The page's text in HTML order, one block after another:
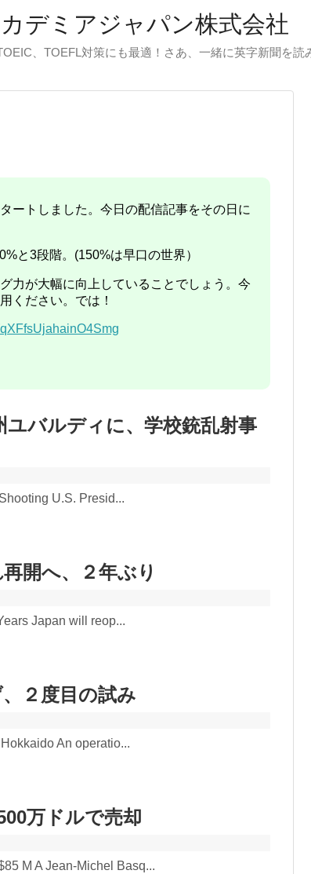
デミアジャパン株式会社
、TOEFL対策にも最適！さあ、一緒に英字新聞を読
ートしました。今日の配信記事をその日に
と3段階。(150%は早口の世界）
力が大幅に向上していることでしょう。今
ください。では！
バルディに、学校銃乱射事
U.S. Presid...
開へ、２年ぶり
Japan will reop...
２度目の試み
An operatio...
万ドルで売却
M A Jean-Michel Basq...